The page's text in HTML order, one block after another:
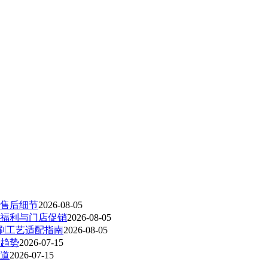
后细节2026-08-05
利与门店促销2026-08-05
工艺适配指南2026-08-05
势2026-07-15
2026-07-15